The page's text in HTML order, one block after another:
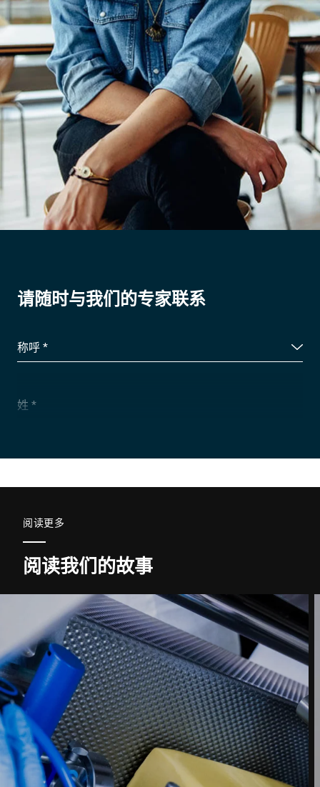
请随时与我们的专家联系
称呼 *
姓 *
公司 *
电子邮件 *
电话 *
街道 *
邮政编码 *
城市 *
阅读更多
阅读我们的故事